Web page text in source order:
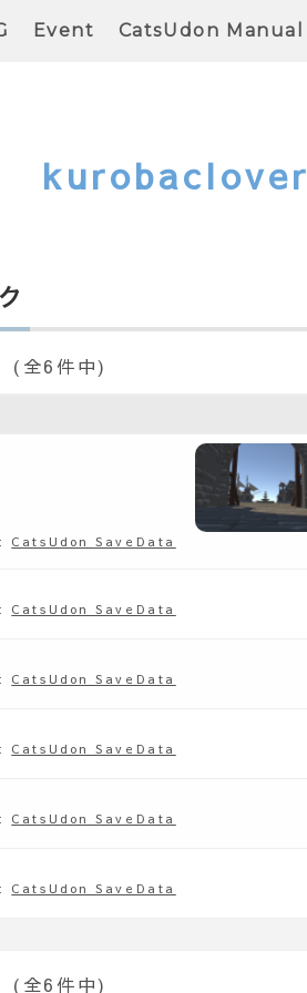
Event CatsUdon Manual
kurobaclover
(全6件中)
CatsUdon SaveData
CatsUdon SaveData
CatsUdon SaveData
CatsUdon SaveData
CatsUdon SaveData
CatsUdon SaveData
(全6件中)